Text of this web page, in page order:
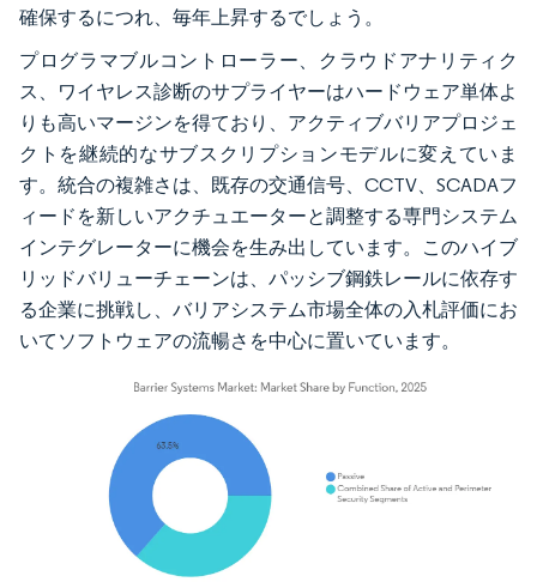
確保するにつれ、毎年上昇するでしょう。
プログラマブルコントローラー、クラウドアナリティク
ス、ワイヤレス診断のサプライヤーはハードウェア単体よ
りも高いマージンを得ており、アクティブバリアプロジェ
クトを継続的なサブスクリプションモデルに変えていま
す。統合の複雑さは、既存の交通信号、CCTV、SCADAフ
ィードを新しいアクチュエーターと調整する専門システム
インテグレーターに機会を生み出しています。このハイブ
リッドバリューチェーンは、パッシブ鋼鉄レールに依存す
る企業に挑戦し、バリアシステム市場全体の入札評価にお
いてソフトウェアの流暢さを中心に置いています。